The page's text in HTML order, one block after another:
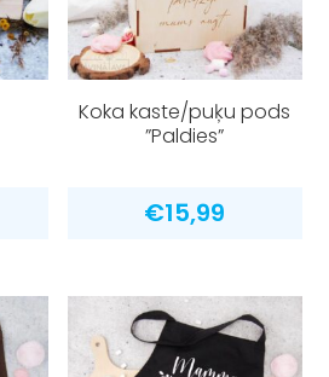
Koka kaste/puķu pods
”Paldies”
€15,99